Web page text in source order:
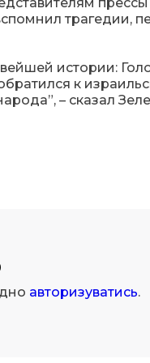
трагедии,
истории:
к
– сказал
авторизуватись.